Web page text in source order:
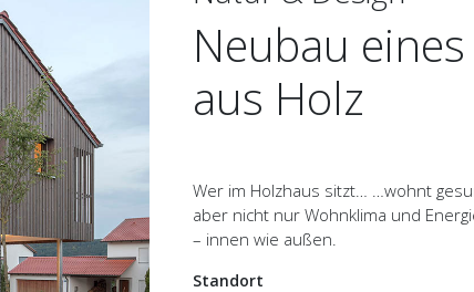
Neubau
aus Holz
Wer im Holzhaus sitzt… …wohnt
aber nicht nur Wohnklima und
– innen wie außen.
Standort